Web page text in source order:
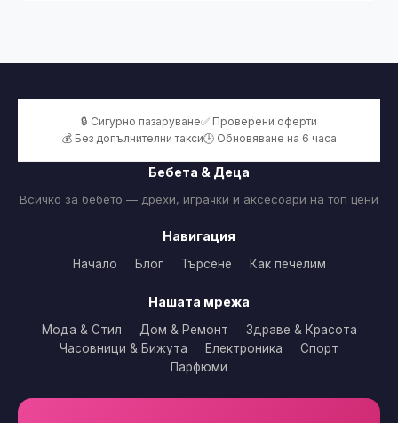
🔒 Сигурно пазаруване✅ Проверени оферти
💰 Без допълнителни такси🕒 Обновяване на 6 часа
Бебета & Деца
Всичко за бебето — дрехи, играчки и аксесоари на топ цени
Навигация
Начало Блог Търсене Как печелим
Нашата мрежа
Мода & Стил Дом & Ремонт
Здраве & Красота
Часовници & Бижута
Електроника
Спорт
Парфюми